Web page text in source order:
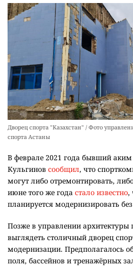
Дворец спорта "Казахстан" / Фото
спорта Астаны
В феврале 2021 года бывший
Кульгинов сообщил, что
могут либо отремонтировать,
июне того же года стало известно,
планируется модернизировать
Позже в управлении архитектуры
выглядеть столичный дворец
модернизации. Предполагалось
поля, бассейнов и тренажёрных